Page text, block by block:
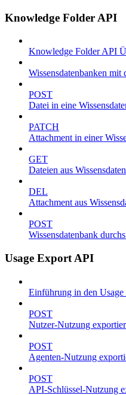
Knowledge Folder API
Knowledge Folder API
Wissensdatenbanken mit
POST
Datei in eine
PATCH
Attachment in einer
GET
Dateien aus
DEL
Attachment aus
POST
Wissensdatenbank
Usage Export API
Einführung in den
POST
Nutzer-Nutzung
POST
Agenten-Nutzung
POST
API-Schlüssel-Nutzung